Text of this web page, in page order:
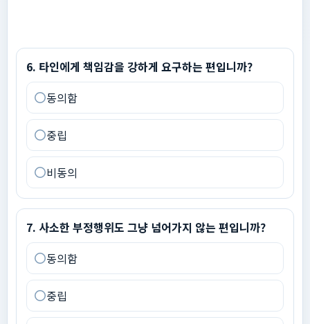
6. 타인에게 책임감을 강하게 요구하는 편입니까?
6. 타인에게 책임감을 강하게 요구하는 편입니까?
동의함
중립
비동의
7. 사소한 부정행위도 그냥 넘어가지 않는 편입니까?
7. 사소한 부정행위도 그냥 넘어가지 않는 편입니까?
동의함
중립